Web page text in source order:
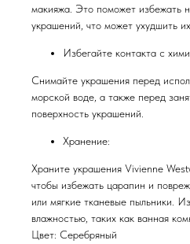
макияжа. Это поможет избежать
украшений, что может ухудшить
Избегайте контакта с
Снимайте украшения перед
морской воде, а также перед
поверхность украшений.
Хранение:
Храните украшения Vivienne
чтобы избежать царапин и
или мягкие тканевые пыльники.
влажностью, таких как ванная
Цвет: Серебряный